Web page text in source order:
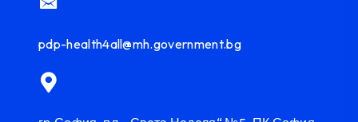
pdp-health4all@mh.government.bg